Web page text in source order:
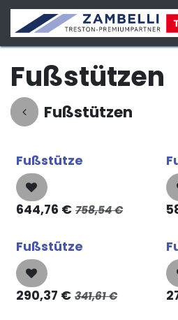
Zum Inhalt springen
Fußstützen
Fußstützen
Fußstütze
644,76 € 758,54€
Fußstütze
290,37 € 341,61€